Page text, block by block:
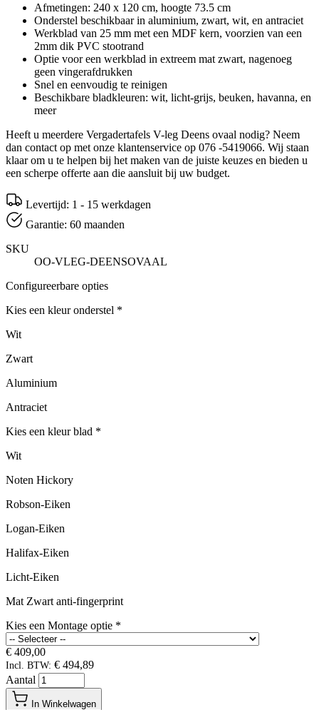
Afmetingen: 240 x 120 cm, hoogte 73.5 cm
Onderstel beschikbaar in aluminium, zwart, wit, en antraciet
Werkblad van 25 mm met een MDF kern, voorzien van een
2mm dik PVC stootrand
Optie voor een werkblad in extreem mat zwart, nagenoeg
geen vingerafdrukken
Snel en eenvoudig te reinigen
Beschikbare bladkleuren: wit, licht-grijs, beuken, havanna, en
meer
Heeft u meerdere Vergadertafels V-leg Deens ovaal nodig? Neem
dan contact op met onze klantenservice op 076 -5419066. Wij staan
klaar om u te helpen bij het maken van de juiste keuzes en bieden u
een scherpe offerte aan die aansluit bij uw budget.
Levertijd: 1 - 15 werkdagen
Garantie: 60 maanden
SKU
OO-VLEG-DEENSOVAAL
Configureerbare opties
Kies een kleur onderstel *
Wit
Zwart
Aluminium
Antraciet
Kies een kleur blad *
Wit
Noten Hickory
Robson-Eiken
Logan-Eiken
Halifax-Eiken
Licht-Eiken
Mat Zwart anti-fingerprint
Kies een Montage optie *
€ 409,00
Incl. BTW: € 494,89
Aantal
In Winkelwagen